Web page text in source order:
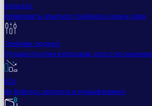
Копи-Бот
Копировать опытного трейдера один в один
Трейлинг-ордера
Лучшие покупки и продажи, простое решение
DCA
Не бойтесь покупать в нужный момент